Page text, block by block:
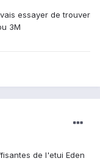
essayer de trouver
3M
de l'etui Eden